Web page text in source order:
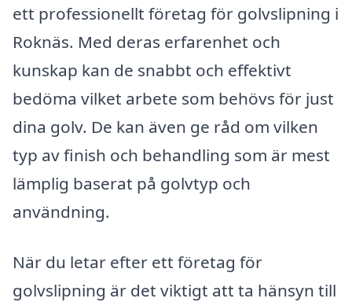
ett professionellt företag för golvslipning i
Roknäs. Med deras erfarenhet och
kunskap kan de snabbt och effektivt
bedöma vilket arbete som behövs för just
dina golv. De kan även ge råd om vilken
typ av finish och behandling som är mest
lämplig baserat på golvtyp och
användning.
När du letar efter ett företag för
golvslipning är det viktigt att ta hänsyn till